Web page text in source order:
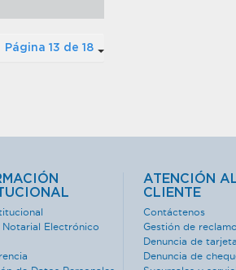
Página 13 de 18
Electrónico
ATENCIÓN
CLIENTE
Contáctenos
Gestión de
Denuncia de
Denuncia de